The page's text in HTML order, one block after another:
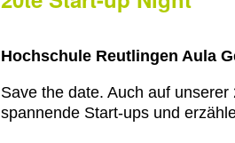
Hochschule Reutlingen Aula
Save the date. Auch auf
spannende Start-ups und